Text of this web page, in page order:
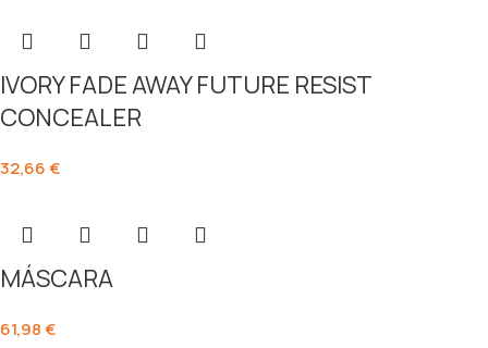
IVORY FADE AWAY FUTURE RESIST
CONCEALER
32,66€
MÁSCARA
61,98€